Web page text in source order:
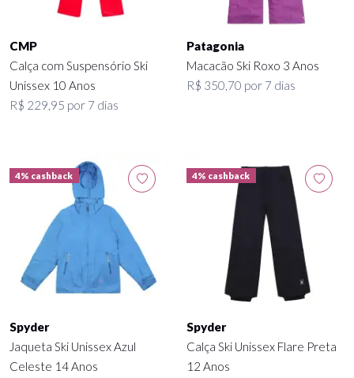
CMP
Calça com Suspensório Ski
Unissex 10 Anos
R$ 229,95 por 7 dias
Patagonia
Macacão Ski Roxo 3 Anos
R$ 350,70 por 7 dias
4% cashback
Spyder
Jaqueta Ski Unissex Azul
Celeste 14 Anos
4% cashback
Spyder
Calça Ski Unissex Flare Preta
12 Anos